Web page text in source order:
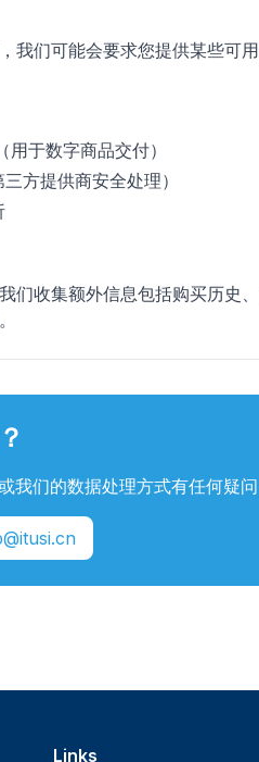
我们可能会要求您提供某些可
于数字商品交付）
方提供商安全处理）
们收集额外信息包括购买历史
我们的数据处理方式有任何疑问
Links